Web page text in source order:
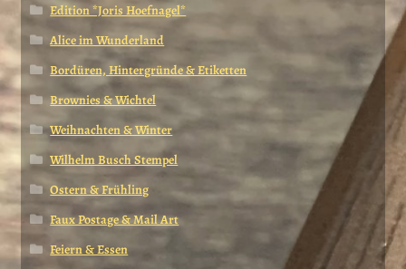
Edition *Joris Hoefnagel*
Alice im Wunderland
Bordüren, Hintergründe & Etiketten
Brownies & Wichtel
Weihnachten & Winter
Wilhelm Busch Stempel
Ostern & Frühling
Faux Postage & Mail Art
Feiern & Essen